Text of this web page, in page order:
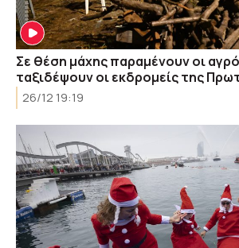
Σε θέση μάχης παραμένουν οι
ταξιδέψουν οι εκδρομείς της
26/12 19:19